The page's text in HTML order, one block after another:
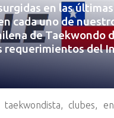
en las
cada uno de
de Taekwondo
del
clubes,